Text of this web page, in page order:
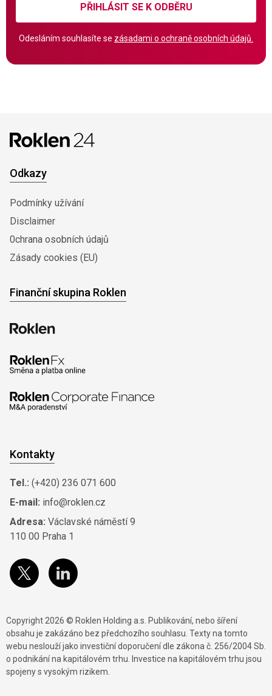
PŘIHLÁSIT SE K ODBĚRU
Odesláním souhlasíte se zásadami o ochraně osobních údajů.
Odkazy
Podmínky užívání
Disclaimer
0chrana osobních údajů
Zásady cookies (EU)
Finanční skupina Roklen
Kontakty
Tel.: (+420) 236 071 600
E-mail: info@roklen.cz
Adresa: Václavské náměstí 9
110 00 Praha 1
Copyright 2026 © Roklen Holding a.s. Publikování, nebo šíření
obsahu je zakázáno bez předchozího souhlasu. Texty na tomto
webu neslouží jako investiční doporučení dle zákona č. 256/2004 Sb.
o podnikání na kapitálovém trhu. Investice na kapitálovém trhu jsou
spojeny s vysokým rizikem.